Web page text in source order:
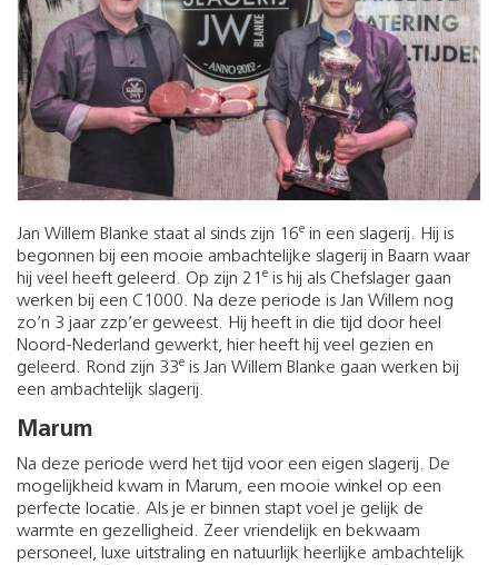
Jan Willem Blanke staat al sinds zijn 16e in een slagerij. Hij is
begonnen bij een mooie ambachtelijke slagerij in Baarn waar
hij veel heeft geleerd. Op zijn 21 e is hij als Chefslager gaan
werken bij een C1000. Na deze periode is Jan Willem nog
zo’n 3 jaar zzp’er geweest. Hij heeft in die tijd door heel
Noord-Nederland gewerkt, hier heeft hij veel gezien en
geleerd. Rond zijn 33e is Jan Willem Blanke gaan werken bij
een ambachtelijk slagerij.
Marum
Na deze periode werd het tijd voor een eigen slagerij. De
mogelijkheid kwam in Marum, een mooie winkel op een
perfecte locatie. Als je er binnen stapt voel je gelijk de
warmte en gezelligheid. Zeer vriendelijk en bekwaam
personeel, luxe uitstraling en natuurlijk heerlijke ambachtelijk